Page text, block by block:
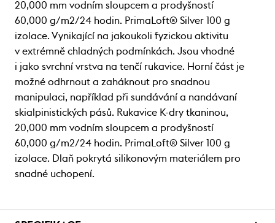
20,000 mm vodním sloupcem a prodyšností
60,000 g/m2/24 hodin. PrimaLoft® Silver 100 g
izolace. Vynikající na jakoukoli fyzickou aktivitu
v extrémně chladných podmínkách. Jsou vhodné
i jako svrchní vrstva na tenčí rukavice. Horní část je
možné odhrnout a zaháknout pro snadnou
manipulaci, například při sundávání a nandávaní
skialpinistických pásů. Rukavice K-dry tkaninou,
20,000 mm vodním sloupcem a prodyšností
60,000 g/m2/24 hodin. PrimaLoft® Silver 100 g
izolace. Dlaň pokrytá silikonovým materiálem pro
snadné uchopení.